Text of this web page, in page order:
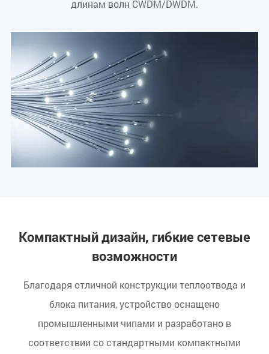
длинам волн CWDM/DWDM.
Компактный дизайн, гибкие сетевые
возможности
Благодаря отличной конструкции теплоотвода и
блока питания, устройство оснащено
промышленными чипами и разработано в
соответствии со стандартными компактными